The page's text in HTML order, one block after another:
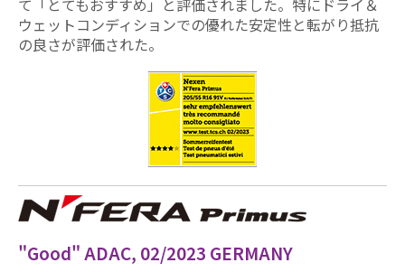
て「とてもおすすめ」と評価されました。特にドライ＆
ウェットコンディションでの優れた安定性と転がり抵抗
の良さが評価された。
"Good" ADAC, 02/2023 GERMANY